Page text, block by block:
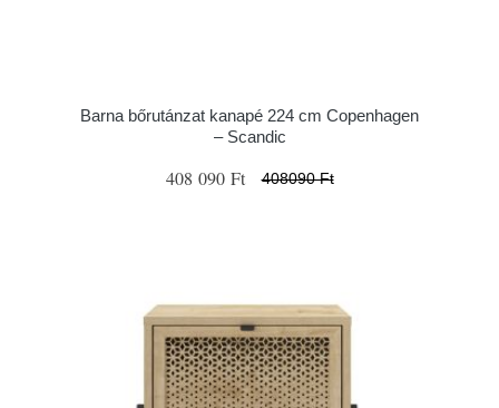
Barna bőrutánzat kanapé 224 cm Copenhagen
– Scandic
408 090 Ft 408090 Ft